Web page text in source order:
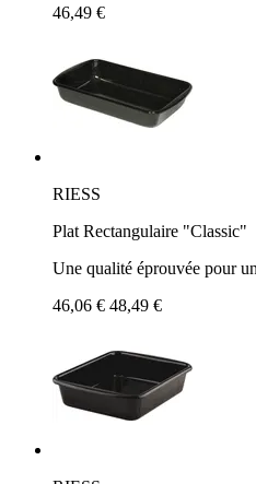
46,49 €
RIESS
Plat Rectangulaire "Classic"
Une qualité éprouvée pour
46,06 € 48,49 €